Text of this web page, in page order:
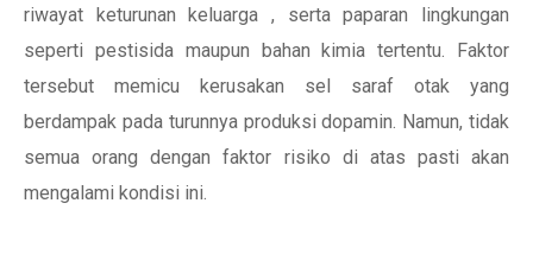
riwayat keturunan keluarga , serta paparan lingkungan
seperti pestisida maupun bahan kimia tertentu. Faktor
tersebut memicu kerusakan sel saraf otak yang
berdampak pada turunnya produksi dopamin. Namun, tidak
semua orang dengan faktor risiko di atas pasti akan
mengalami kondisi ini.